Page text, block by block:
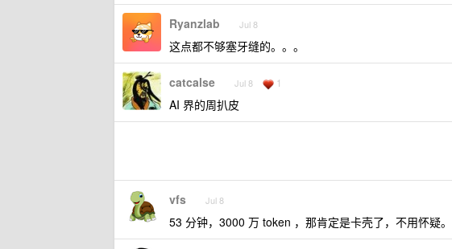
Ryanzlab Jul 8
这点都不够塞牙缝的。。。
catcalse Jul 8 1
AI 界的周扒皮
vfs Jul 8
53 分钟，3000 万 token ，那肯定是卡壳了，不用怀疑。